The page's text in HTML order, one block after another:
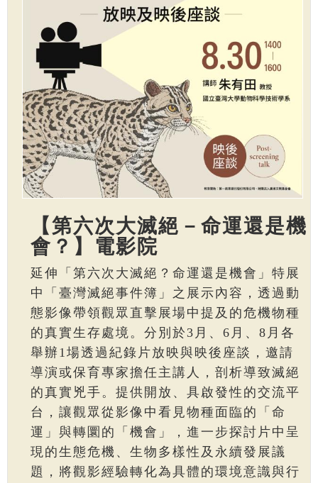
【第六次大滅絕－命運還是機
會？】電影院
延伸「第六次大滅絕？命運還是機會」特展
中「臺灣滅絕事件簿」之展示內容，透過動
態影像帶領觀眾直擊展場中提及的危機物種
的真實生存處境。分別於3月、6月、8月各
舉辦1場透過紀錄片放映與映後座談，邀請
導演或保育專家擔任主講人，剖析導致滅絕
的真實兇手。提供開放、具啟發性的交流平
台，讓觀眾從影像中看見物種面臨的「命
運」與轉圜的「機會」，進一步探討片中呈
現的生態危機、生物多樣性及永續發展議
題，將觀影經驗轉化為具體的環境意識與行